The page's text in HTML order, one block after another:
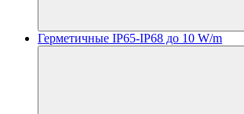
Герметичные IP65-IP68 до 10 W/m